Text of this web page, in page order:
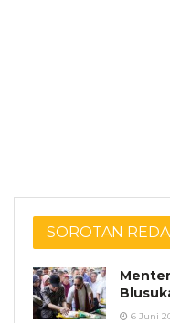
SOROTAN
6 Juni